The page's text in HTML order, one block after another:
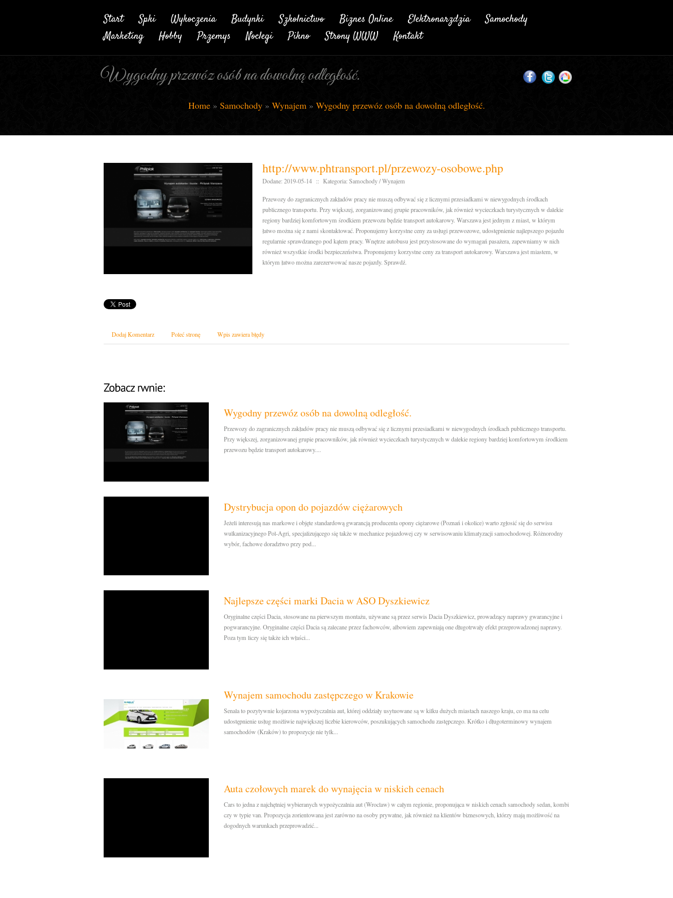
Wygodny przewóz osób na dowolną odległość.
Home» Samochody» Wynajem» Wygodny przewóz osób na dowolną odległość.
http://www.phtransport.pl/przewozy-osobowe.php
Dodane: 2019-05-14 :: Kategoria: Samochody / Wynajem
Przewozy do zagranicznych zakładów pracy nie muszą odbywać się z licznymi przesiadkami w niewygodnych środkach
publicznego transportu. Przy większej, zorganizowanej grupie pracowników, jak również wycieczkach turystycznych w dalekie
regiony bardziej komfortowym środkiem przewozu będzie transport autokarowy. Warszawa jest jednym z miast, w którym
łatwo można się z nami skontaktować. Proponujemy korzystne ceny za usługi przewozowe, udostępnienie najlepszego pojazdu
regularnie sprawdzanego pod kątem pracy. Wnętrze autobusu jest przystosowane do wymagań pasażera, zapewniamy w nich
również wszystkie środki bezpieczeństwa. Proponujemy korzystne ceny za transport autokarowy. Warszawa jest miastem, w
którym łatwo można zarezerwować nasze pojazdy. Sprawdź.
Dodaj Komentarz Poleć stronę Wpis zawiera błędy
Wygodny przewóz osób na dowolną odległość.
Przewozy do zagranicznych zakładów pracy nie muszą odbywać się z licznymi przesiadkami w niewygodnych środkach publicznego transportu.
Przy większej, zorganizowanej grupie pracowników, jak również wycieczkach turystycznych w dalekie regiony bardziej komfortowym środkiem
przewozu będzie transport autokarowy....
Dystrybucja opon do pojazdów ciężarowych
Jeżeli interesują nas markowe i objęte standardową gwarancją producenta opony ciężarowe (Poznań i okolice) warto zgłosić się do serwisu
wulkanizacyjnego Pol-Agri, specjalizującego się także w mechanice pojazdowej czy w serwisowaniu klimatyzacji samochodowej. Różnorodny
wybór, fachowe doradztwo przy pod...
Najlepsze części marki Dacia w ASO Dyszkiewicz
Oryginalne części Dacia, stosowane na pierwszym montażu, używane są przez serwis Dacia Dyszkiewicz, prowadzący naprawy gwarancyjne i
pogwarancyjne. Oryginalne części Dacia są zalecane przez fachowców, albowiem zapewniają one długotrwały efekt przeprowadzonej naprawy.
Poza tym liczy się także ich właści...
Wynajem samochodu zastępczego w Krakowie
Senala to pozytywnie kojarzona wypożyczalnia aut, której oddziały usytuowane są w kilku dużych miastach naszego kraju, co ma na celu
udostępnienie usług możliwie największej liczbie kierowców, poszukujących samochodu zastępczego. Krótko i długoterminowy wynajem
samochodów (Kraków) to propozycje nie tylk...
Auta czołowych marek do wynajęcia w niskich cenach
Cars to jedna z najchętniej wybieranych wypożyczalnia aut (Wroclaw) w całym regionie, proponująca w niskich cenach samochody sedan, kombi
czy w typie van. Propozycja zorientowana jest zarówno na osoby prywatne, jak również na klientów biznesowych, którzy mają możliwość na
dogodnych warunkach przeprowadzić...